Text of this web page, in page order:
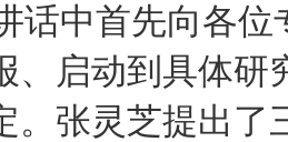
话中首先向各
、启动到具体研
。张灵芝提出了